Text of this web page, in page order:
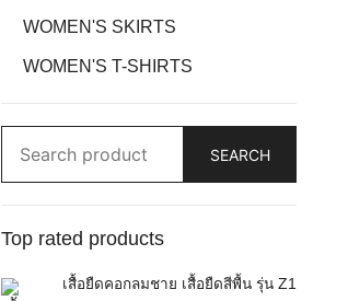
WOMEN'S SKIRTS
WOMEN'S T-SHIRTS
for:
SEARCH
Top rated products
เสื้อยืดคอกลมชาย เสื้อยืดสีพื้น รุ่น Z1